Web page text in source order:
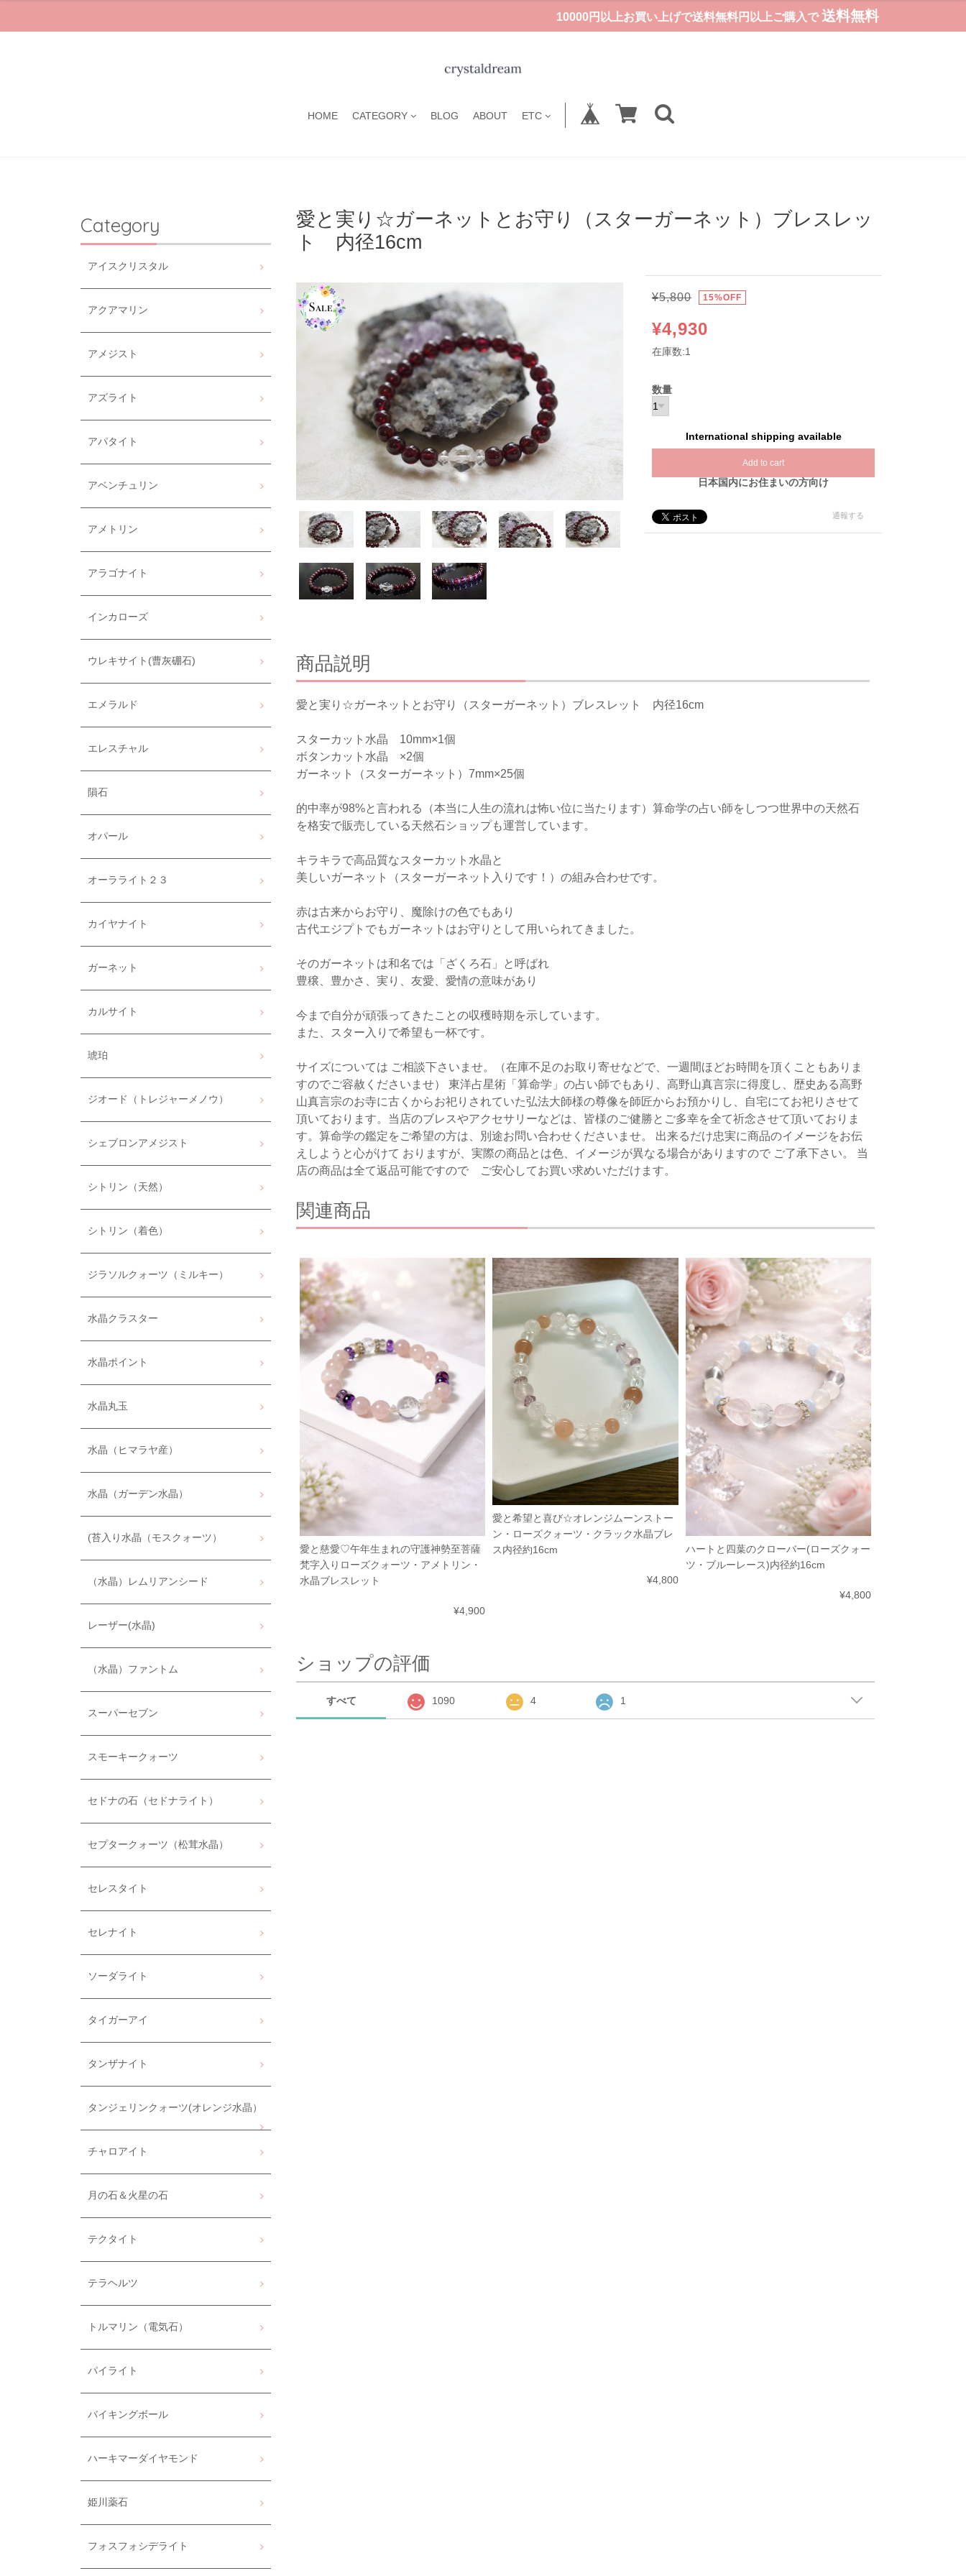
10000円以上お買い上げで送料無料円以上ご購入で 送料無料
HOME CATEGORY BLOG ABOUT ETC
愛と実り☆ガーネットとお守り（スターガーネット）ブレスレッ
ト 内径16cm
¥5,800 15%OFF
¥4,930
在庫数:1
数量
International shipping available
Add to cart
日本国内にお住まいの方向け
通報する
商品説明
愛と実り☆ガーネットとお守り（スターガーネット）ブレスレット 内径16cm
スターカット水晶 10mm×1個
ボタンカット水晶 ×2個
ガーネット（スターガーネット）7mm×25個
的中率が98%と言われる（本当に人生の流れは怖い位に当たります）算命学の占い師をしつつ世界中の天然石
を格安で販売している天然石ショップも運営しています。
キラキラで高品質なスターカット水晶と
美しいガーネット（スターガーネット入りです！）の組み合わせです。
赤は古来からお守り、魔除けの色でもあり
古代エジプトでもガーネットはお守りとして用いられてきました。
そのガーネットは和名では「ざくろ石」と呼ばれ
豊穣、豊かさ、実り、友愛、愛情の意味があり
今まで自分が頑張ってきたことの収穫時期を示しています。
また、スター入りで希望も一杯です。
サイズについては ご相談下さいませ。（在庫不足のお取り寄せなどで、一週間ほどお時間を頂くこともありま
すのでご容赦くださいませ） 東洋占星術「算命学」の占い師でもあり、高野山真言宗に得度し、歴史ある高野
山真言宗のお寺に古くからお祀りされていた弘法大師様の尊像を師匠からお預かりし、自宅にてお祀りさせて
頂いております。当店のブレスやアクセサリーなどは、皆様のご健勝とご多幸を全て祈念させて頂いておりま
す。算命学の鑑定をご希望の方は、別途お問い合わせくださいませ。 出来るだけ忠実に商品のイメージをお伝
えしようと心がけて おりますが、実際の商品とは色、イメージが異なる場合がありますので ご了承下さい。 当
店の商品は全て返品可能ですので ご安心してお買い求めいただけます。
関連商品
愛と慈愛♡午年生まれの守護神勢至菩薩
梵字入りローズクォーツ・アメトリン・
水晶ブレスレット
¥4,900
愛と希望と喜び☆オレンジムーンストー
ン・ローズクォーツ・クラック水晶ブレ
ス内径約16cm
¥4,800
ハートと四葉のクローバー(ローズクォー
ツ・ブルーレース)内径約16cm
¥4,800
ショップの評価
すべて 1090 4 1
Category
アイスクリスタル
アクアマリン
アメジスト
アズライト
アパタイト
アベンチュリン
アメトリン
アラゴナイト
インカローズ
ウレキサイト(曹灰硼石)
エメラルド
エレスチャル
隕石
オパール
オーラライト２３
カイヤナイト
ガーネット
カルサイト
琥珀
ジオード（トレジャーメノウ）
シェブロンアメジスト
シトリン（天然）
シトリン（着色）
ジラソルクォーツ（ミルキー）
水晶クラスター
水晶ポイント
水晶丸玉
水晶（ヒマラヤ産）
水晶（ガーデン水晶）
(苔入り水晶（モスクォーツ）
（水晶）レムリアンシード
レーザー(水晶)
（水晶）ファントム
スーパーセブン
スモーキークォーツ
セドナの石（セドナライト）
セプタークォーツ（松茸水晶）
セレスタイト
セレナイト
ソーダライト
タイガーアイ
タンザナイト
タンジェリンクォーツ(オレンジ水晶）
チャロアイト
月の石＆火星の石
テクタイト
テラヘルツ
トルマリン（電気石）
パイライト
バイキングボール
ハーキマーダイヤモンド
姫川薬石
フォスフォシデライト